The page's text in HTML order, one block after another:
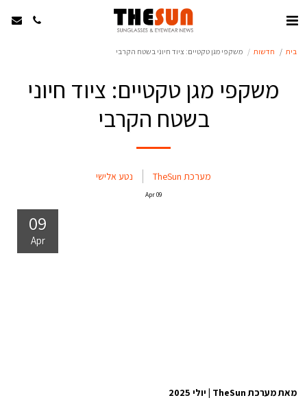
בית חדשות משקפי מגן טקטיים: ציוד חיוני בשטח הקרבי
משקפי מגן טקטיים: ציוד חיוני
בשטח הקרבי
מערכת TheSun נטע אלישי
09
Apr
09
Apr
מאת מערכת TheSun | יולי 2025